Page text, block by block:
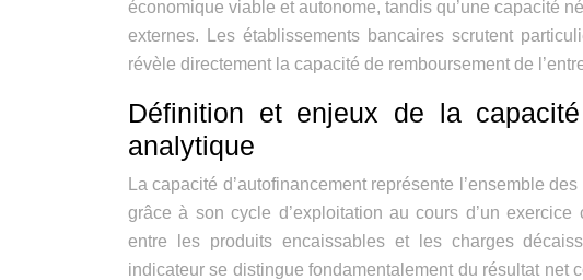
économique viable et autonome, tandis qu’une capacité
externes. Les établissements bancaires scrutent
révèle directement la capacité de remboursement de
Définition et enjeux de la
analytique
La capacité d’autofinancement représente l’ensemble des
grâce à son cycle d’exploitation au cours d’un
entre les produits encaissables et les charges
indicateur se distingue fondamentalement du résultat net